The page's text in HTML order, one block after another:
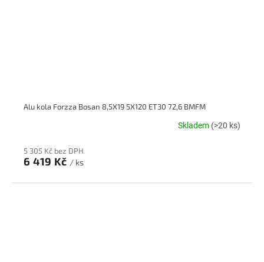
Alu kola Forzza Bosan 8,5X19 5X120 ET30 72,6 BMFM
Skladem (>20 ks)
5 305 Kč bez DPH
6 419 Kč / ks